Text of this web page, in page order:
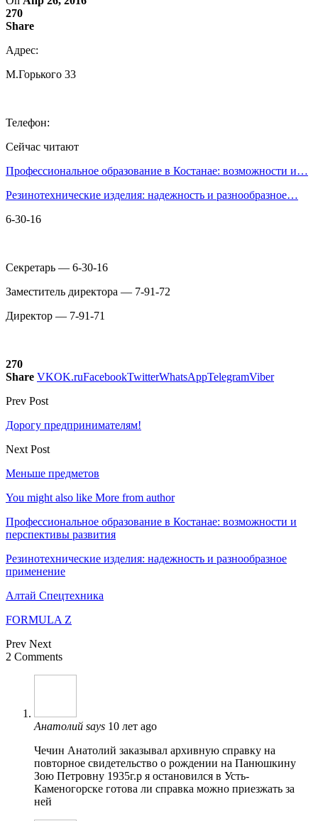
270
Share
Адрес:
М.Горького 33
Телефон:
Сейчас читают
Профессиональное образование в Костанае: возможности и…
Резинотехнические изделия: надежность и разнообразное…
6-30-16
Секретарь — 6-30-16
Заместитель директора — 7-91-72
Директор — 7-91-71
270
Share VKOK.ruFacebookTwitterWhatsAppTelegramViber
Prev Post
Дорогу предпринимателям!
Next Post
Меньше предметов
You might also like More from author
Профессиональное образование в Костанае: возможности и
перспективы развития
Резинотехнические изделия: надежность и разнообразное
применение
Алтай Спецтехника
FORMULA Z
Prev Next
2 Comments
Анатолий says 10 лет ago
Чечин Анатолий заказывал архивную справку на
повторное свидетельство о рождении на Панюшкину
Зою Петровну 1935г.р я остановился в Усть-
Каменогорске готова ли справка можно приезжать за
ней